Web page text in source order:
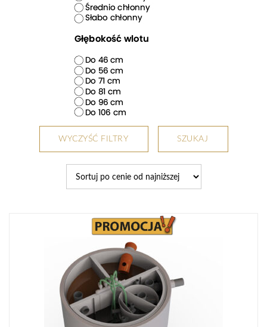
WYCZYŚĆ FILTRY SZUKAJ